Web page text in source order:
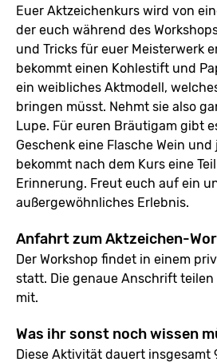
Euer Aktzeichenkurs wird von
der euch während des
und Tricks für euer Meisterwerk
bekommt einen Kohlestift und
ein weibliches Aktmodell,
bringen müsst. Nehmt sie also
Lupe. Für euren Bräutigam gibt
Geschenk eine Flasche Wein
bekommt nach dem Kurs eine
Erinnerung. Freut euch auf ein
außergewöhnliches Erlebnis.
Anfahrt zum Aktzeichen-
Der Workshop findet in einem
statt. Die genaue Anschrift
mit.
Was ihr sonst noch wissen
Diese Aktivität dauert insgesamt